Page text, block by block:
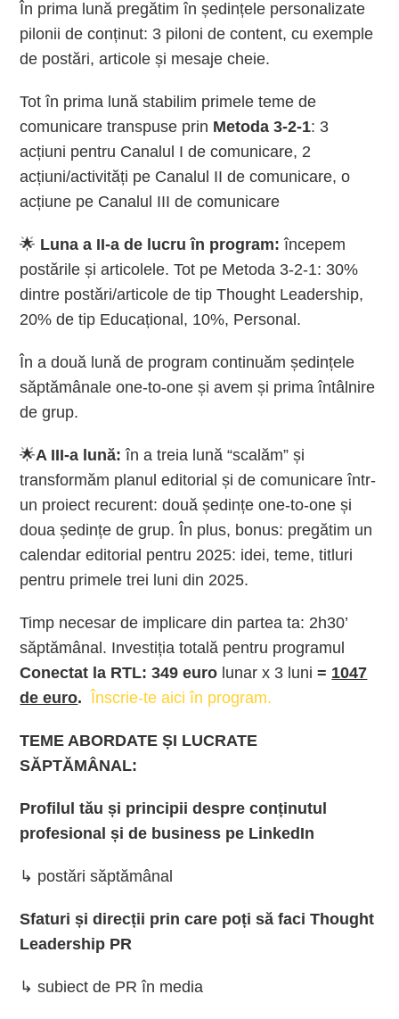
În prima lună pregătim în ședințele personalizate
pilonii de conținut: 3 piloni de content, cu exemple
de postări, articole și mesaje cheie.
Tot în prima lună stabilim primele teme de
comunicare transpuse prin Metoda 3-2-1: 3
acțiuni pentru Canalul I de comunicare, 2
acțiuni/activități pe Canalul II de comunicare, o
acțiune pe Canalul III de comunicare
🌟 Luna a II-a de lucru în program: începem
postările și articolele. Tot pe Metoda 3-2-1: 30%
dintre postări/articole de tip Thought Leadership,
20% de tip Educațional, 10%, Personal.
În a două lună de program continuăm ședințele
săptămânale one-to-one și avem și prima întâlnire
de grup.
🌟A III-a lună:în a treia lună “scalăm” și
transformăm planul editorial și de comunicare într-
un proiect recurent: două ședințe one-to-one și
doua ședințe de grup. În plus, bonus: pregătim un
calendar editorial pentru 2025: idei, teme, titluri
pentru primele trei luni din 2025.
Timp necesar de implicare din partea ta: 2h30’
săptămânal. Investiția totală pentru programul
Conectat la RTL: 349 euro lunar x 3 luni = 1047
de euro.Înscrie-te aici în program.
TEME ABORDATE ȘI LUCRATE
SĂPTĂMÂNAL:
Profilul tău și principii despre conținutul
profesional și de business pe LinkedIn
↳ postări săptămânal
Sfaturi și direcții prin care poți să faci Thought
Leadership PR
↳ subiect de PR în media